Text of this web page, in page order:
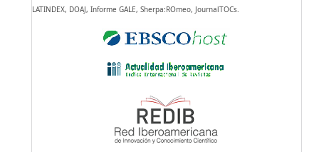
LATINDEX, DOAJ, Informe GALE, Sherpa:ROmeo, JournalTOCs.